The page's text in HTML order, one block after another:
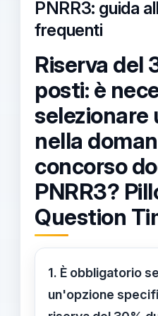
PNRR3: guida
frequenti
Riserva del
posti: è
selezionare
nella
concorso
PNRR3?
Question
1. È obbligatorio
un'opzione